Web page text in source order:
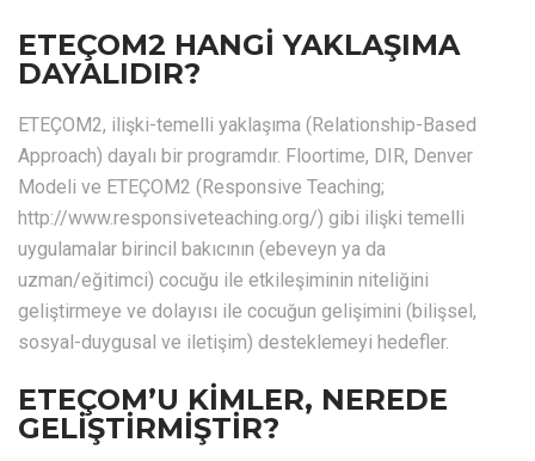
ETEÇOM2 HANGİ YAKLAŞIMA
DAYALIDIR?
ETEÇOM2, ilişki-temelli yaklaşıma (Relationship-Based
Approach) dayalı bir programdır. Floortime, DIR, Denver
Modeli ve ETEÇOM2 (Responsive Teaching;
http://www.responsiveteaching.org/) gibi ilişki temelli
uygulamalar birincil bakıcının (ebeveyn ya da
uzman/eğitimci) cocuğu ile etkileşiminin niteliğini
geliştirmeye ve dolayısı ile cocuğun gelişimini (bilişsel,
sosyal-duygusal ve iletişim) desteklemeyi hedefler.
ETEÇOM’U KİMLER, NEREDE
GELİŞTİRMİŞTİR?